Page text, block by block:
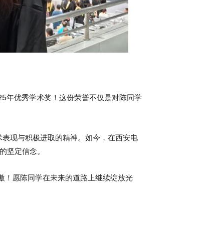
年优秀学术奖！这份荣誉不仅是对陈同学
现与积极进取的精神。如今，在西安电
坚定信念。
！愿陈同学在未来的道路上继续绽放光